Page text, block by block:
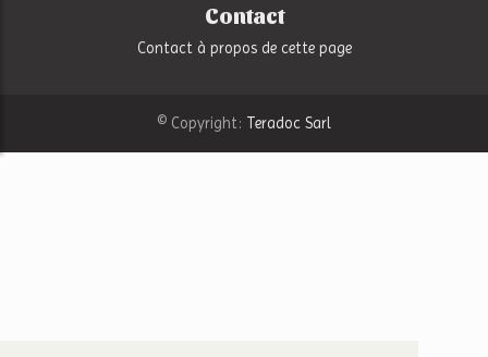
Contact
Contact à propos de cette page
© Copyright: Teradoc Sarl